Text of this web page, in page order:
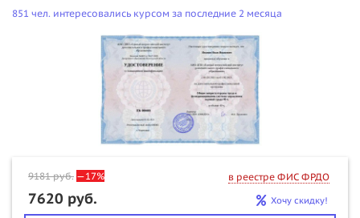
851 чел. интересовались курсом за последние 2 месяца
9181руб. —17% в реестре ФИС ФРДО
7620 руб. Хочу скидку!